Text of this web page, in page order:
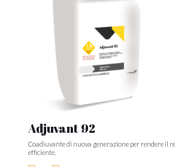
Adjuvant 92
Coadiuvante di nuova generazione per rendere il
efficiente.